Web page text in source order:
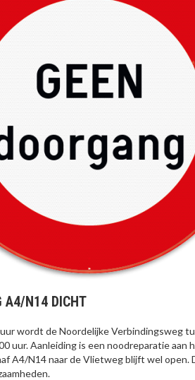
A4/N14 DICHT
uur wordt de Noordelijke Verbindingsweg
uur. Aanleiding is een noodreparatie
A4/N14 naar de Vlietweg blijft wel